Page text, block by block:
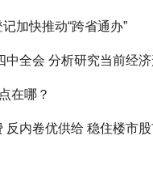
加快推动“跨省通办”
全会 分析研究当前经
在哪？
反内卷优供给 稳住楼市